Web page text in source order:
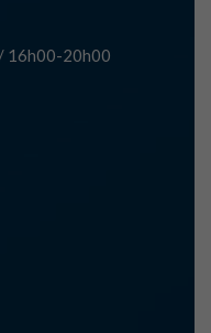
16h00-20h00